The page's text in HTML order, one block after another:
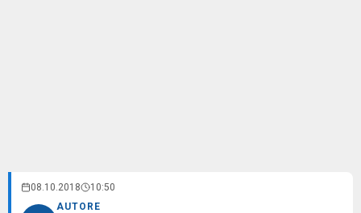
08.10.2018 10:50
AUTORE